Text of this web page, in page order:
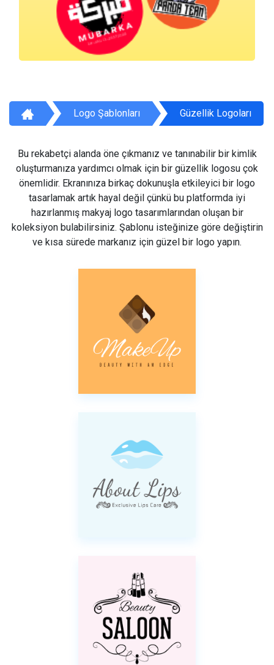
Logo Şablonları Güzellik Logoları
Bu rekabetçi alanda öne çıkmanız ve tanınabilir bir kimlik
oluşturmanıza yardımcı olmak için bir güzellik logosu çok
önemlidir. Ekranınıza birkaç dokunuşla etkileyici bir logo
tasarlamak artık hayal değil çünkü bu platformda iyi
hazırlanmış makyaj logo tasarımlarından oluşan bir
koleksiyon bulabilirsiniz. Şablonu isteğinize göre değiştirin
ve kısa sürede markanız için güzel bir logo yapın.